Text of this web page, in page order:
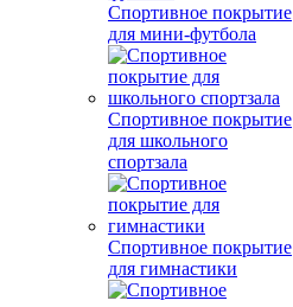
Спортивное покрытие
для мини-футбола
Спортивное покрытие
для школьного
спортзала
Спортивное покрытие
для гимнастики